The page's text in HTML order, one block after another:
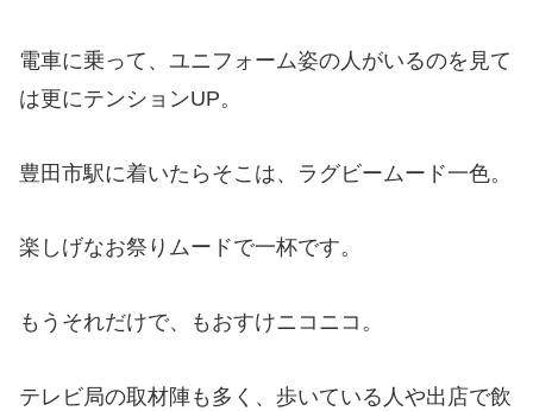
電車に乗って、ユニフォーム姿の人がいるのを見て
は更にテンションUP。
豊田市駅に着いたらそこは、ラグビームード一色。
楽しげなお祭りムードで一杯です。
もうそれだけで、もおすけニコニコ。
テレビ局の取材陣も多く、歩いている人や出店で飲